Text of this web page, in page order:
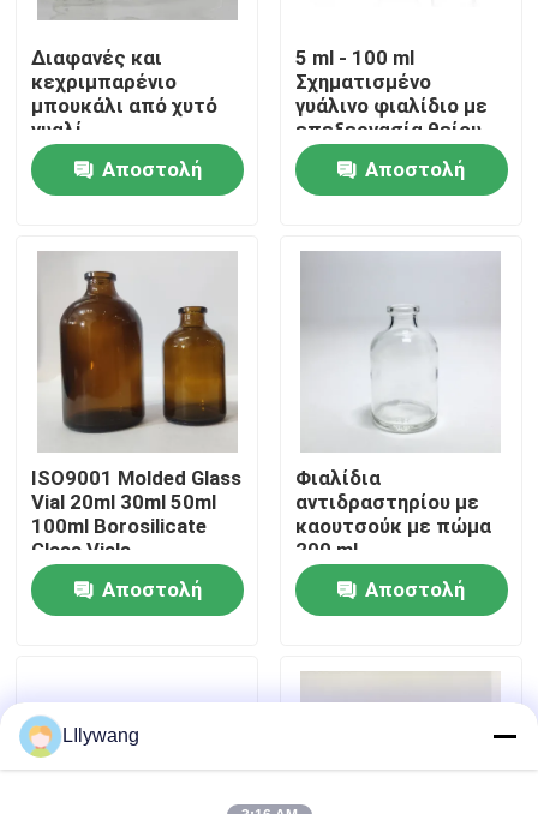
Σπίτι
Προϊόντα
Σχετικά με εμάς
Επισκεψή εργοστασίου
Έλεγχος ποιότητας
Επικοινωνήστε μαζί μας
Ειδήσεις
Βοροπυριτικό Γυάλινο Φιαλίδιο
σωληνοειδή φιαλίδια γυαλιού
Διαφανές και
κεχριμπαρένιο
μπουκάλι από χυτό
γυαλί
Αποστολή
5 ml - 100 ml
Σχηματισμένο
γυάλινο φιαλίδιο με
επεξεργασία θείου
Αποστολή
ISO9001 Molded Glass
Vial 20ml 30ml 50ml
100ml Borosilicate
Glass Vials
Αποστολή
Φιαλίδια
αντιδραστηρίου με
καουτσούκ με πώμα
200 ml
Αποστολή
LIlywang